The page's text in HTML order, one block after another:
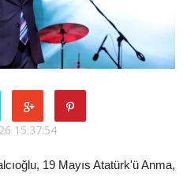
15:37:54
19 Mayıs Atatürk'ü Anma,